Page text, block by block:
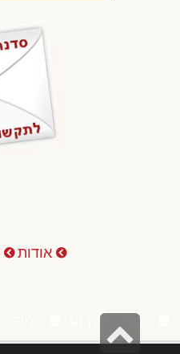
אודות
לימודי ייעוץ זוגיגלילה